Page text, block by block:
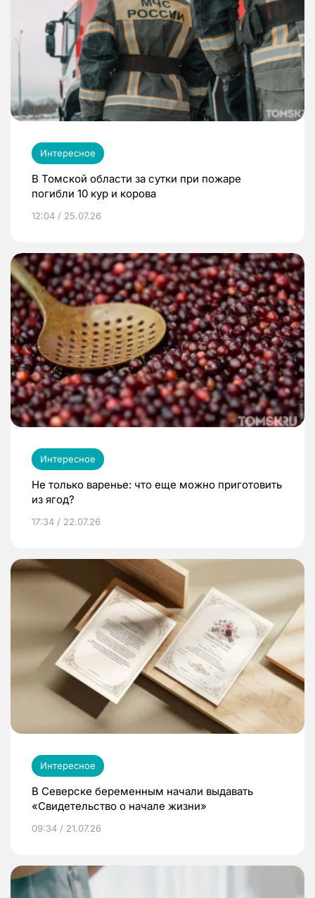
Интересное
В Томской области за сутки при пожаре
погибли 10 кур и корова
12:04 / 25.07.26
Интересное
Не только варенье: что еще можно приготовить
из ягод?
17:34 / 22.07.26
Интересное
В Северске беременным начали выдавать
«Свидетельство о начале жизни»
09:34 / 21.07.26